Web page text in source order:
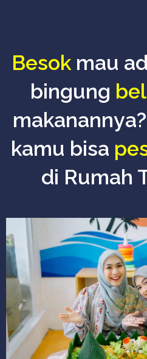
Besokmau
bingung
kamu bisa
di Rumah